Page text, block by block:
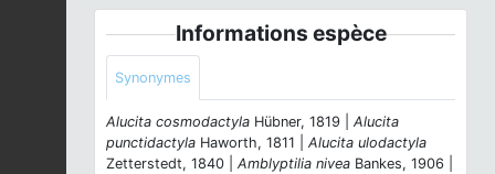
Informations espèce
Synonymes
Alucita cosmodactyla Hübner, 1819 | Alucita
punctidactyla Haworth, 1811 | Alucita ulodactyla
Zetterstedt, 1840 | Amblyptilia nivea Bankes, 1906 |